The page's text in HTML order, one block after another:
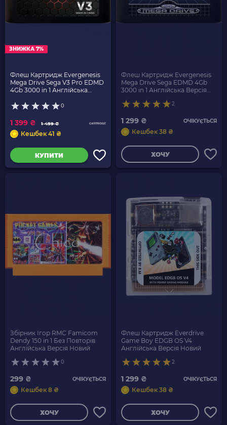
ЗНИЖКА 7%
Флеш Картридж Evergenesis
Mega Drive Sega V3 Pro EDMD
4Gb 3000 in 1 Англійська
0
1 499 ₴
1 399 ₴
Кешбек 41 ₴
КУПИТИ
Флеш Картридж Evergenesis
Mega Drive Sega EDMD 4Gb
3000 in 1 Англійська Версія
2
1 299 ₴ ОЧІКУЄТЬСЯ
Кешбек 38 ₴
ХОЧУ
Збірник Ігор RMC Famicom
Dendy 150 in 1 Без Повторів
Англійська Версія Новий
0
299 ₴ ОЧІКУЄТЬСЯ
Кешбек 8 ₴
ХОЧУ
Флеш Картридж Everdrive
Game Boy EDGB OS V4
Англійська Версія Новий
2
1 299 ₴ ОЧІКУЄТЬСЯ
Кешбек 38 ₴
ХОЧУ